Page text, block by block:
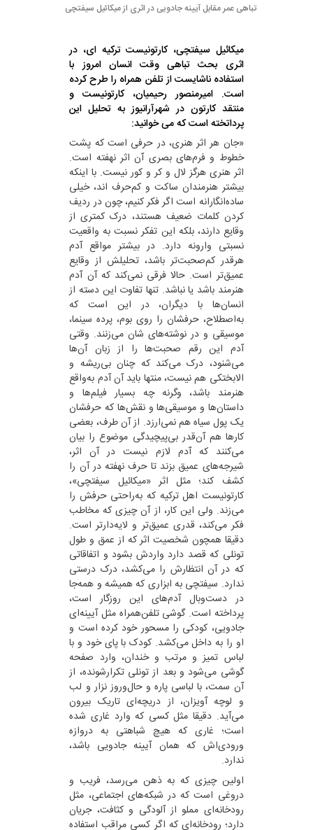
تباهی عمر مقابل آیینه جادویی در اثری از میکائیل سیفتچی
میکائیل سیفتچی، کارتونیست ترکیه ای، در
اثری بحث تباهی وقت انسان امروز با
استفاده ناشایست از تلفن همراه را طرح کرده
است. امیرمنصور رحیمیان، کارتونیست و
منتقد کارتون در شهرآرانیوز به تحلیل این
پرداتخته است که می خوانید:
«جان هر اثر هنری، در حرفی است که پشت
خطوط و فرم‌های بصری آن اثر نهفته است.
اثر هنری هرگز لال و کر و کور نیست. با اینکه
بیشتر هنرمندان ساکت و کم‌حرف اند، خیلی
ساده‌انگارانه است اگر فکر کنیم، چون در ردیف
کردن کلمات ضعیف هستند، درک کمتری از
وقایع دارند، بلکه این تفکر نسبت ‌به واقعیت
نسبتی وارونه دارد. در بیشتر مواقع آدم
هرقدر کم‌صحبت‌تر باشد، تحلیلش از وقایع
عمیق‌تر است. حالا فرقی نمی‌کند که آن آدم
هنرمند باشد یا نباشد. تنها تفاوت این دسته از
انسان‌ها با دیگران، در این است که
به‌اصطلاح، حرفشان را روی بوم، پرده سینما،
موسیقی و در نوشته‌های شان می‌زنند. وقتی
آدم این رقم صحبت‌ها را از زبان آن‌ها
می‌شنود، درک می‌کند که چنان بی‌ریشه و
الابختکی هم نیست، منتها باید آن آدم به‌واقع
هنرمند باشد، وگرنه چه بسیار فیلم‌ها و
داستان‌ها و موسیقی‌ها و نقش‌ها که حرفشان
یک پول سیاه هم نمی‌ارزد. از آن طرف، بعضی
کار‌ها هم آن‌قدر بی‌پیچیدگی موضوع را بیان
می‌کنند که آدم لازم نیست در آن اثر،
شیرجه‌های عمیق بزند تا حرف نهفته در آن را
کشف کند؛ مثل اثر «میکائیل سیفتچی»،
کارتونیست اهل ترکیه که به‌راحتی حرفش را
می‌زند. ولی این کار، از آن چیزی که مخاطب
فکر می‌کند، قدری عمیق‌تر و لایه‌دارتر است.
دقیقا همچون شخصیت اثر که از عمق و طول
تونلی که قصد دارد واردش بشود و اتفاقاتی
که در آن انتظارش را می‌کشد، درک درستی
ندارد. سیفتچی به ابزاری که همیشه و همه‌جا
در دست‌وبال آدم‌های این روزگار است،
پرداخته است. گوشی تلفن‌همراه مثل آیینه‌ای
جادویی، کودکی را مسحور خود کرده است و
او را به داخل می‌کشد. کودک با پای خود و با
لباس تمیز و مرتب و خندان، وارد صفحه
گوشی می‌شود و بعد از تونلی تکرارشونده، از
آن سمت، با لباسی پاره و حال‌وروز نزار و لب‌
و لوچه آویزان، از دریچه‌ای تاریک بیرون
می‌آید. دقیقا مثل کسی که وارد غاری شده
است؛ غاری که هیچ شباهتی به دروازه
ورودی‌اش که همان آیینه جادویی باشد،
ندارد.
اولین چیزی که به ذهن می‌رسد، فریب و
دروغی است که در شبکه‌های اجتماعی، مثل
رودخانه‌ای مملو از آلودگی و کثافت، جریان
دارد؛ رودخانه‌ای که اگر کسی مراقب استفاده